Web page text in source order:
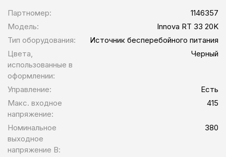
Партномер:
1146357
Модель:
Innova RT 33 20K
Тип оборудования:
Источник бесперебойного питания
Цвета,
использованные в
оформлении:
Черный
Управление:
Есть
Макс. входное
напряжение:
415
Номинальное
выходное
напряжение В:
380